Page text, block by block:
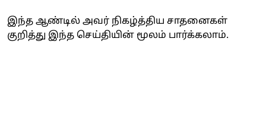
இந்த ஆண்டில் அவர் நிகழ்த்திய சாதனைகள்
குறித்து இந்த செய்தியின் மூலம் பார்க்கலாம்.